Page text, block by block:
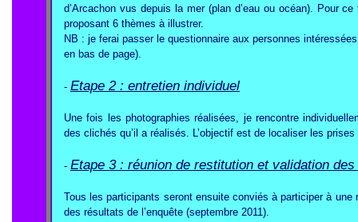
d’Arcachon vus depuis la mer (plan d’eau ou océan). Pour
proposant 6 thèmes à illustrer.
NB : je ferai passer le questionnaire aux personnes
en bas de page).
- Etape 2 : entretien individuel
Une fois les photographies réalisées, je rencontre
des clichés qu’il a réalisés. L’objectif est de localiser les
- Etape 3 : réunion de restitution et validation des
Tous les participants seront ensuite conviés à participer à
des résultats de l’enquête (septembre 2011).